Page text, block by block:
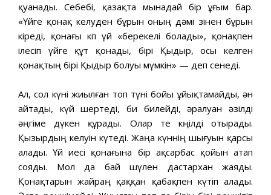
қуанады. Себебі, қазақта мынадай бір ұғым бар.
«Үйге қонақ келуден бұрын оның дәмі өзінен бұрын
кіреді, қонағы көп үй «берекелі болады», қонақпен
ілесіп үйге құт қонады, бірі Қыдыр, осы келген
қонақтың бірі Қыдыр болуы мүмкін» — деп сенеді.
Ал, сол күні жиылған топ түні бойы ұйықтамайды, ән
айтады, күй шертеді, би билейді, әралуан әзілді
әңгіме дүкен құрады. Олар өте көңілді отырады.
Қызырдың келуін күтеді. Жаңа күннің шығуын қарсы
алады. Үй иесі қонағына бір ақсарбас қойын атап
сояды. Мол да бай шүлен дастархан жаяды.
Қонақтарын жайраң қаққан қабақпен күтіп алады.